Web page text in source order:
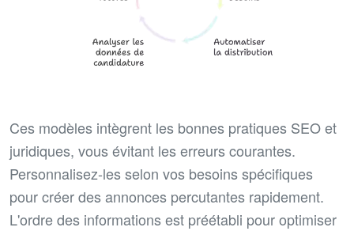
Ces modèles intègrent les bonnes pratiques SEO et
juridiques, vous évitant les erreurs courantes.
Personnalisez-les selon vos besoins spécifiques
pour créer des annonces percutantes rapidement.
L'ordre des informations est préétabli pour optimiser